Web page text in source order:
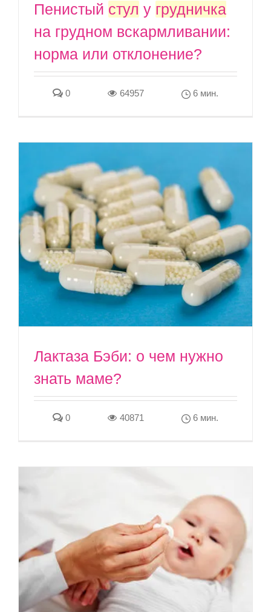
Пенистый стул у грудничка
на грудном вскармливании:
норма или отклонение?
0 64957 6 мин.
Лактаза Бэби: о чем нужно
знать маме?
0 40871 6 мин.